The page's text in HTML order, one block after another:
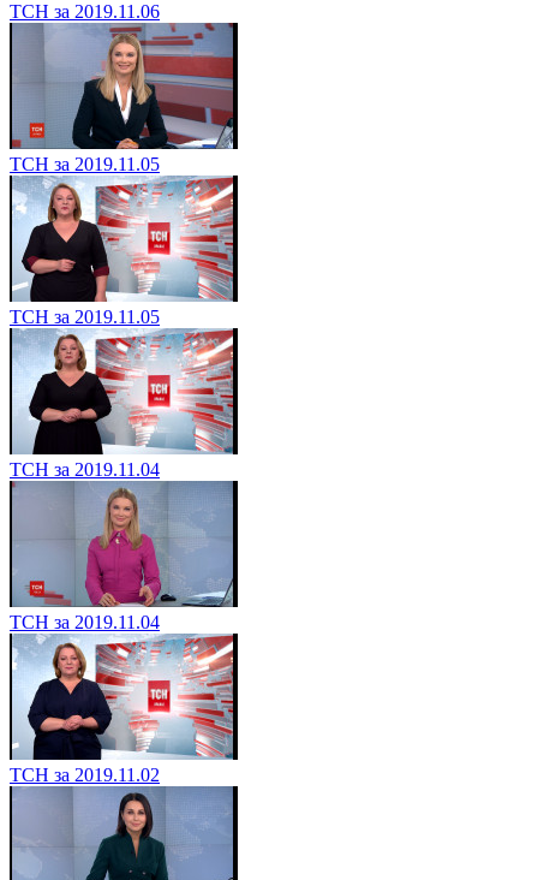
ТСН за 2019.11.06
ТСН за 2019.11.05
ТСН за 2019.11.05
ТСН за 2019.11.04
ТСН за 2019.11.04
ТСН за 2019.11.02